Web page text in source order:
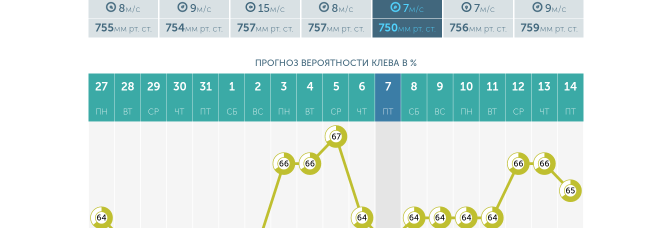
8м/с
755мм рт. ст.
9м/с
754мм рт. ст.
15м/с
757мм рт. ст.
8м/с
757мм рт. ст.
7м/с
750мм рт. ст.
7м/с
756мм рт. ст.
9м/с
759мм рт. ст.
ПРОГНОЗ ВЕРОЯТНОСТИ КЛЕВА В %
27
ПН
28
ВТ
29
СР
30
ЧТ
31
ПТ
1
СБ
2
ВС
3
ПН
4
ВТ
5
СР
6
ЧТ
7
ПТ
8
СБ
9
ВС
10
ПН
11
ВТ
12
СР
13
ЧТ
14
ПТ
64
66 66
67
64 64 64 64 64
66 66
65